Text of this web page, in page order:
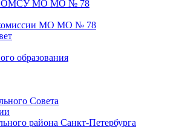
в ОМСУ МО МО № 78
МО МО № 78
образования
Совета
района Санкт-Петербурга